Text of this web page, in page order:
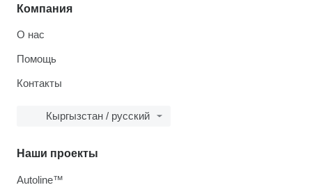
Компания
О нас
Помощь
Контакты
Кыргызстан / русский
Наши проекты
Autoline™